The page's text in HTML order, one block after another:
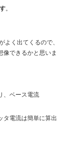
。
く出てくるので、
像できるかと思いま
、ベース電流
タ電流は簡単に算出